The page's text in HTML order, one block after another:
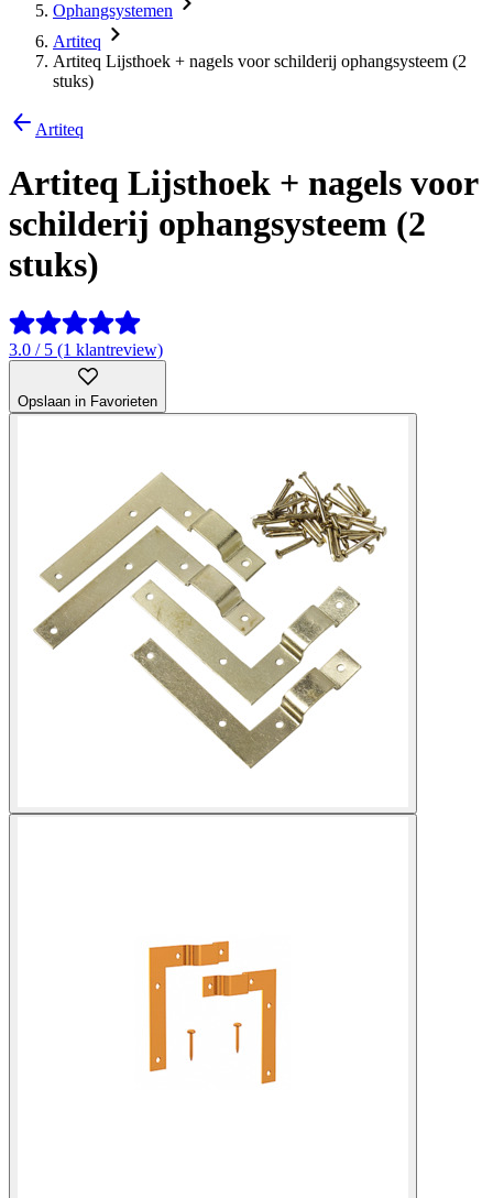
Ophangsystemen
Artiteq
Artiteq Lijsthoek + nagels voor schilderij ophangsysteem (2
stuks)
Artiteq
Artiteq Lijsthoek + nagels voor
schilderij ophangsysteem (2
stuks)
3.0 / 5 (1 klantreview)
Opslaan in Favorieten